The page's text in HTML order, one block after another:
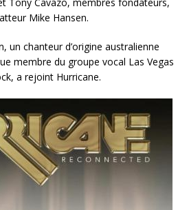
Mike Hansen.
un chanteur d’origine australienne
membre du groupe vocal Las Vegas
a rejoint Hurricane.